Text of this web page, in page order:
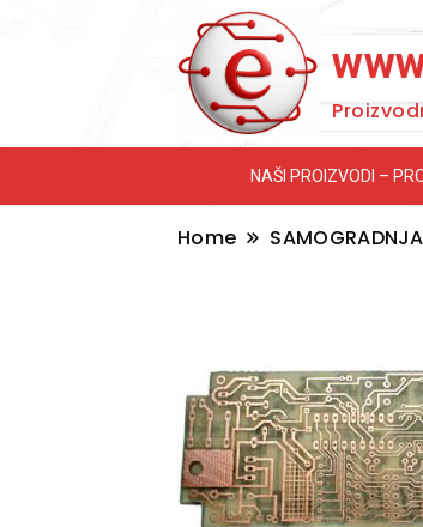
NAŠI PROIZVODI –
Home SAMOGRADNJA